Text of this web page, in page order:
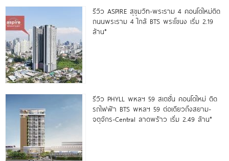
รีวิว ASPIRE สุขุมวิท-พระราม 4 คอนโดใหม่ติด
ถนนพระราม 4 ใกล้ BTS พระโขนง เริ่ม 2.19
ล้าน*
รีวิว PHYLL พหลฯ 59 สเตชั่น คอนโดใหม่ ติด
รถไฟฟ้า BTS พหลฯ 59 ต่อเดียวถึงสยาม-
จตุจักร-Central ลาดพร้าว เริ่ม 2.49 ล้าน*